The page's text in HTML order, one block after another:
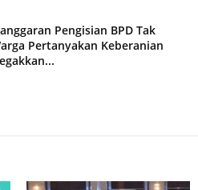
Pengisian BPD Tak
Pertanyakan Keberanian